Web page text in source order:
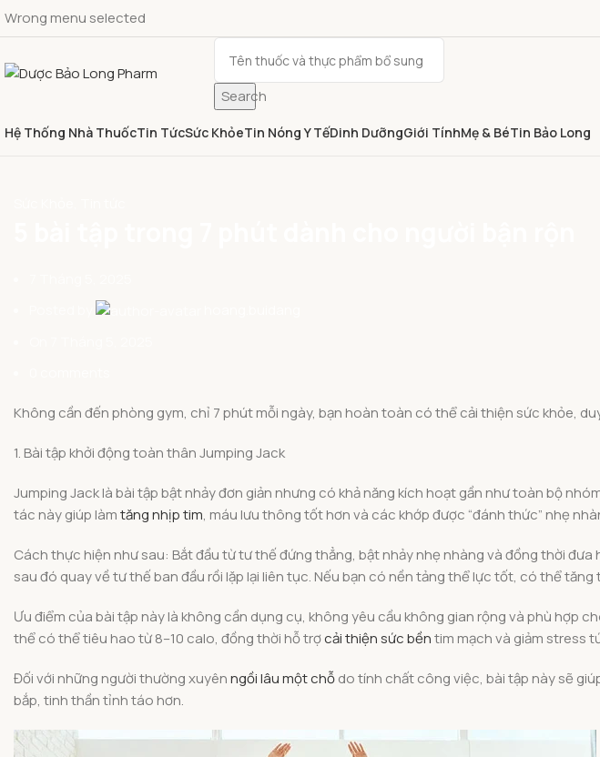
Wrong menu selected
Search
Hệ Thống Nhà ThuốcTin TứcSức KhỏeTin Nóng Y TếDinh DưỡngGiới TínhMẹ & BéTin Bảo Long
Không cần đến phòng gym, chỉ 7 phút mỗi ngày, bạn hoàn toàn có thể cải thiện sức khỏe,
1. Bài tập khởi động toàn thân Jumping Jack
Jumping Jack là bài tập bật nhảy đơn giản nhưng có khả năng kích hoạt gần như toàn bộ
tác này giúp làmtăng nhịp tim, máu lưu thông tốt hơn và các khớp được “đánh thức” nhẹ
Cách thực hiện như sau: Bắt đầu từ tư thế đứng thẳng, bật nhảy nhẹ nhàng và đồng thời
sau đó quay về tư thế ban đầu rồi lặp lại liên tục. Nếu bạn có nền tảng thể lực tốt, có thể tăng
Ưu điểm của bài tập này là không cần dụng cụ, không yêu cầu không gian rộng và phù hợp
thể có thể tiêu hao từ 8–10 calo, đồng thời hỗ trợcải thiện sức bềntim mạch và giảm stress
Đối với những người thường xuyênngồi lâu một chỗdo tính chất công việc, bài tập này sẽ
bắp, tinh thần tỉnh táo hơn.